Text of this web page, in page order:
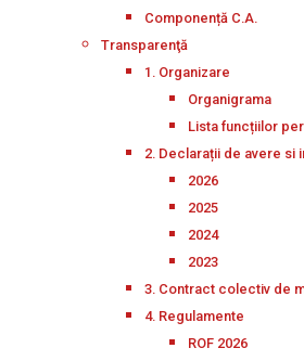
Componență C.A.
Transparenţă
1. Organizare
Organigrama
Lista funcțiilor
2. Declarații de avere si
2026
2025
2024
2023
3. Contract colectiv de
4. Regulamente
ROF 2026